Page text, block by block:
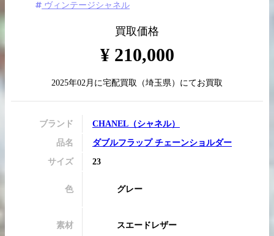
買取実績はこちらから
ヴィンテージシャネル
買取価格
¥ 210,000
2025年02月 に宅配買取 （埼玉県）にてお買取
ブランド CHANEL （シャネル）
品名 ダブルフラップ チェーンショルダー
サイズ 23
色 グレー
素材 スエードレザー